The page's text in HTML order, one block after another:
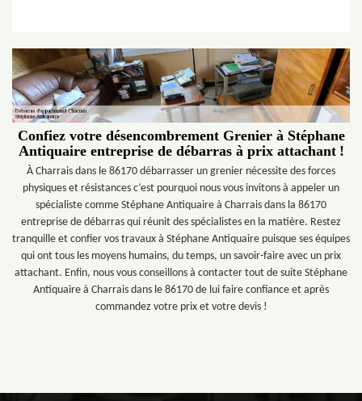
Confiez votre désencombrement Grenier à Stéphane
Antiquaire entreprise de débarras à prix attachant !
À Charrais dans le 86170 débarrasser un grenier nécessite des forces
physiques et résistances c’est pourquoi nous vous invitons à appeler un
spécialiste comme Stéphane Antiquaire à Charrais dans la 86170
entreprise de débarras qui réunit des spécialistes en la matière. Restez
tranquille et confier vos travaux à Stéphane Antiquaire puisque ses équipes
qui ont tous les moyens humains, du temps, un savoir-faire avec un prix
attachant. Enfin, nous vous conseillons à contacter tout de suite Stéphane
Antiquaire à Charrais dans le 86170 de lui faire confiance et après
commandez votre prix et votre devis !